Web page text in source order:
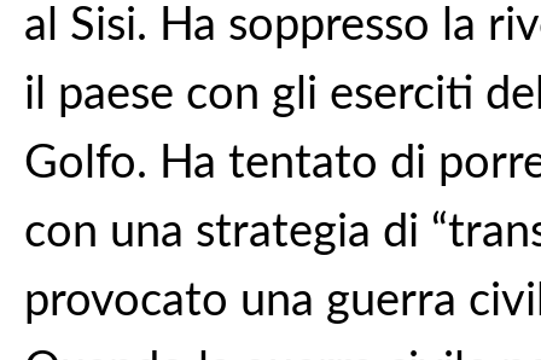
al Sisi. Ha soppresso la
il paese con gli eserciti
Golfo. Ha tentato di
con una strategia di
provocato una guerra